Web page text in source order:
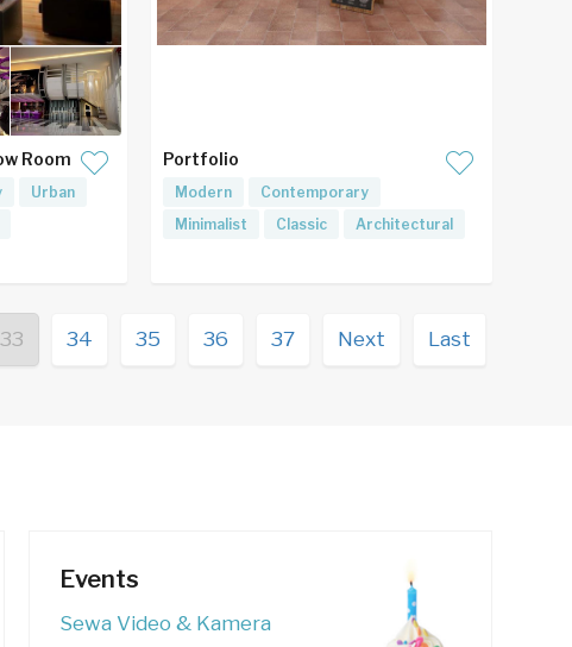
Room
Urban
Portfolio
Modern
Contemporary
Minimalist
Classic Architectural
33 34 35 36 37 Next Last
Events
Sewa Video & Kamera